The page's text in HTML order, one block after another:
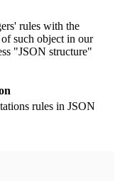
rules with the
such object in our
"JSON structure"
rules in JSON